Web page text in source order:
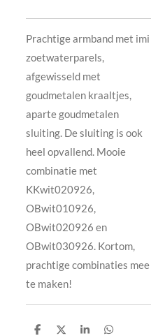
Prachtige armband met imi
zoetwaterparels,
afgewisseld met
goudmetalen kraaltjes,
aparte goudmetalen
sluiting. De sluiting is ook
heel opvallend. Mooie
combinatie met
KKwit020926,
OBwit010926,
OBwit020926 en
OBwit030926. Kortom,
prachtige combinaties mee
te maken!
D D S D